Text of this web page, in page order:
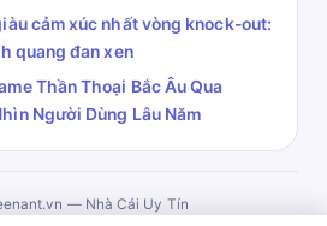
cảm xúc nhất vòng knock-out:
quang đan xen
Thần Thoại Bắc Âu Qua
Người Dùng Lâu Năm
— Nhà Cái Uy Tín